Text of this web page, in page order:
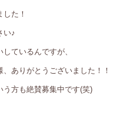
した！
い♪
ているんですが、
ありがとうございました！！
方も絶賛募集中です(笑)